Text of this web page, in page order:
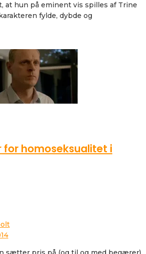
at hun på eminent vis spilles af Trine
fylde, dybde og
for homoseksualitet i